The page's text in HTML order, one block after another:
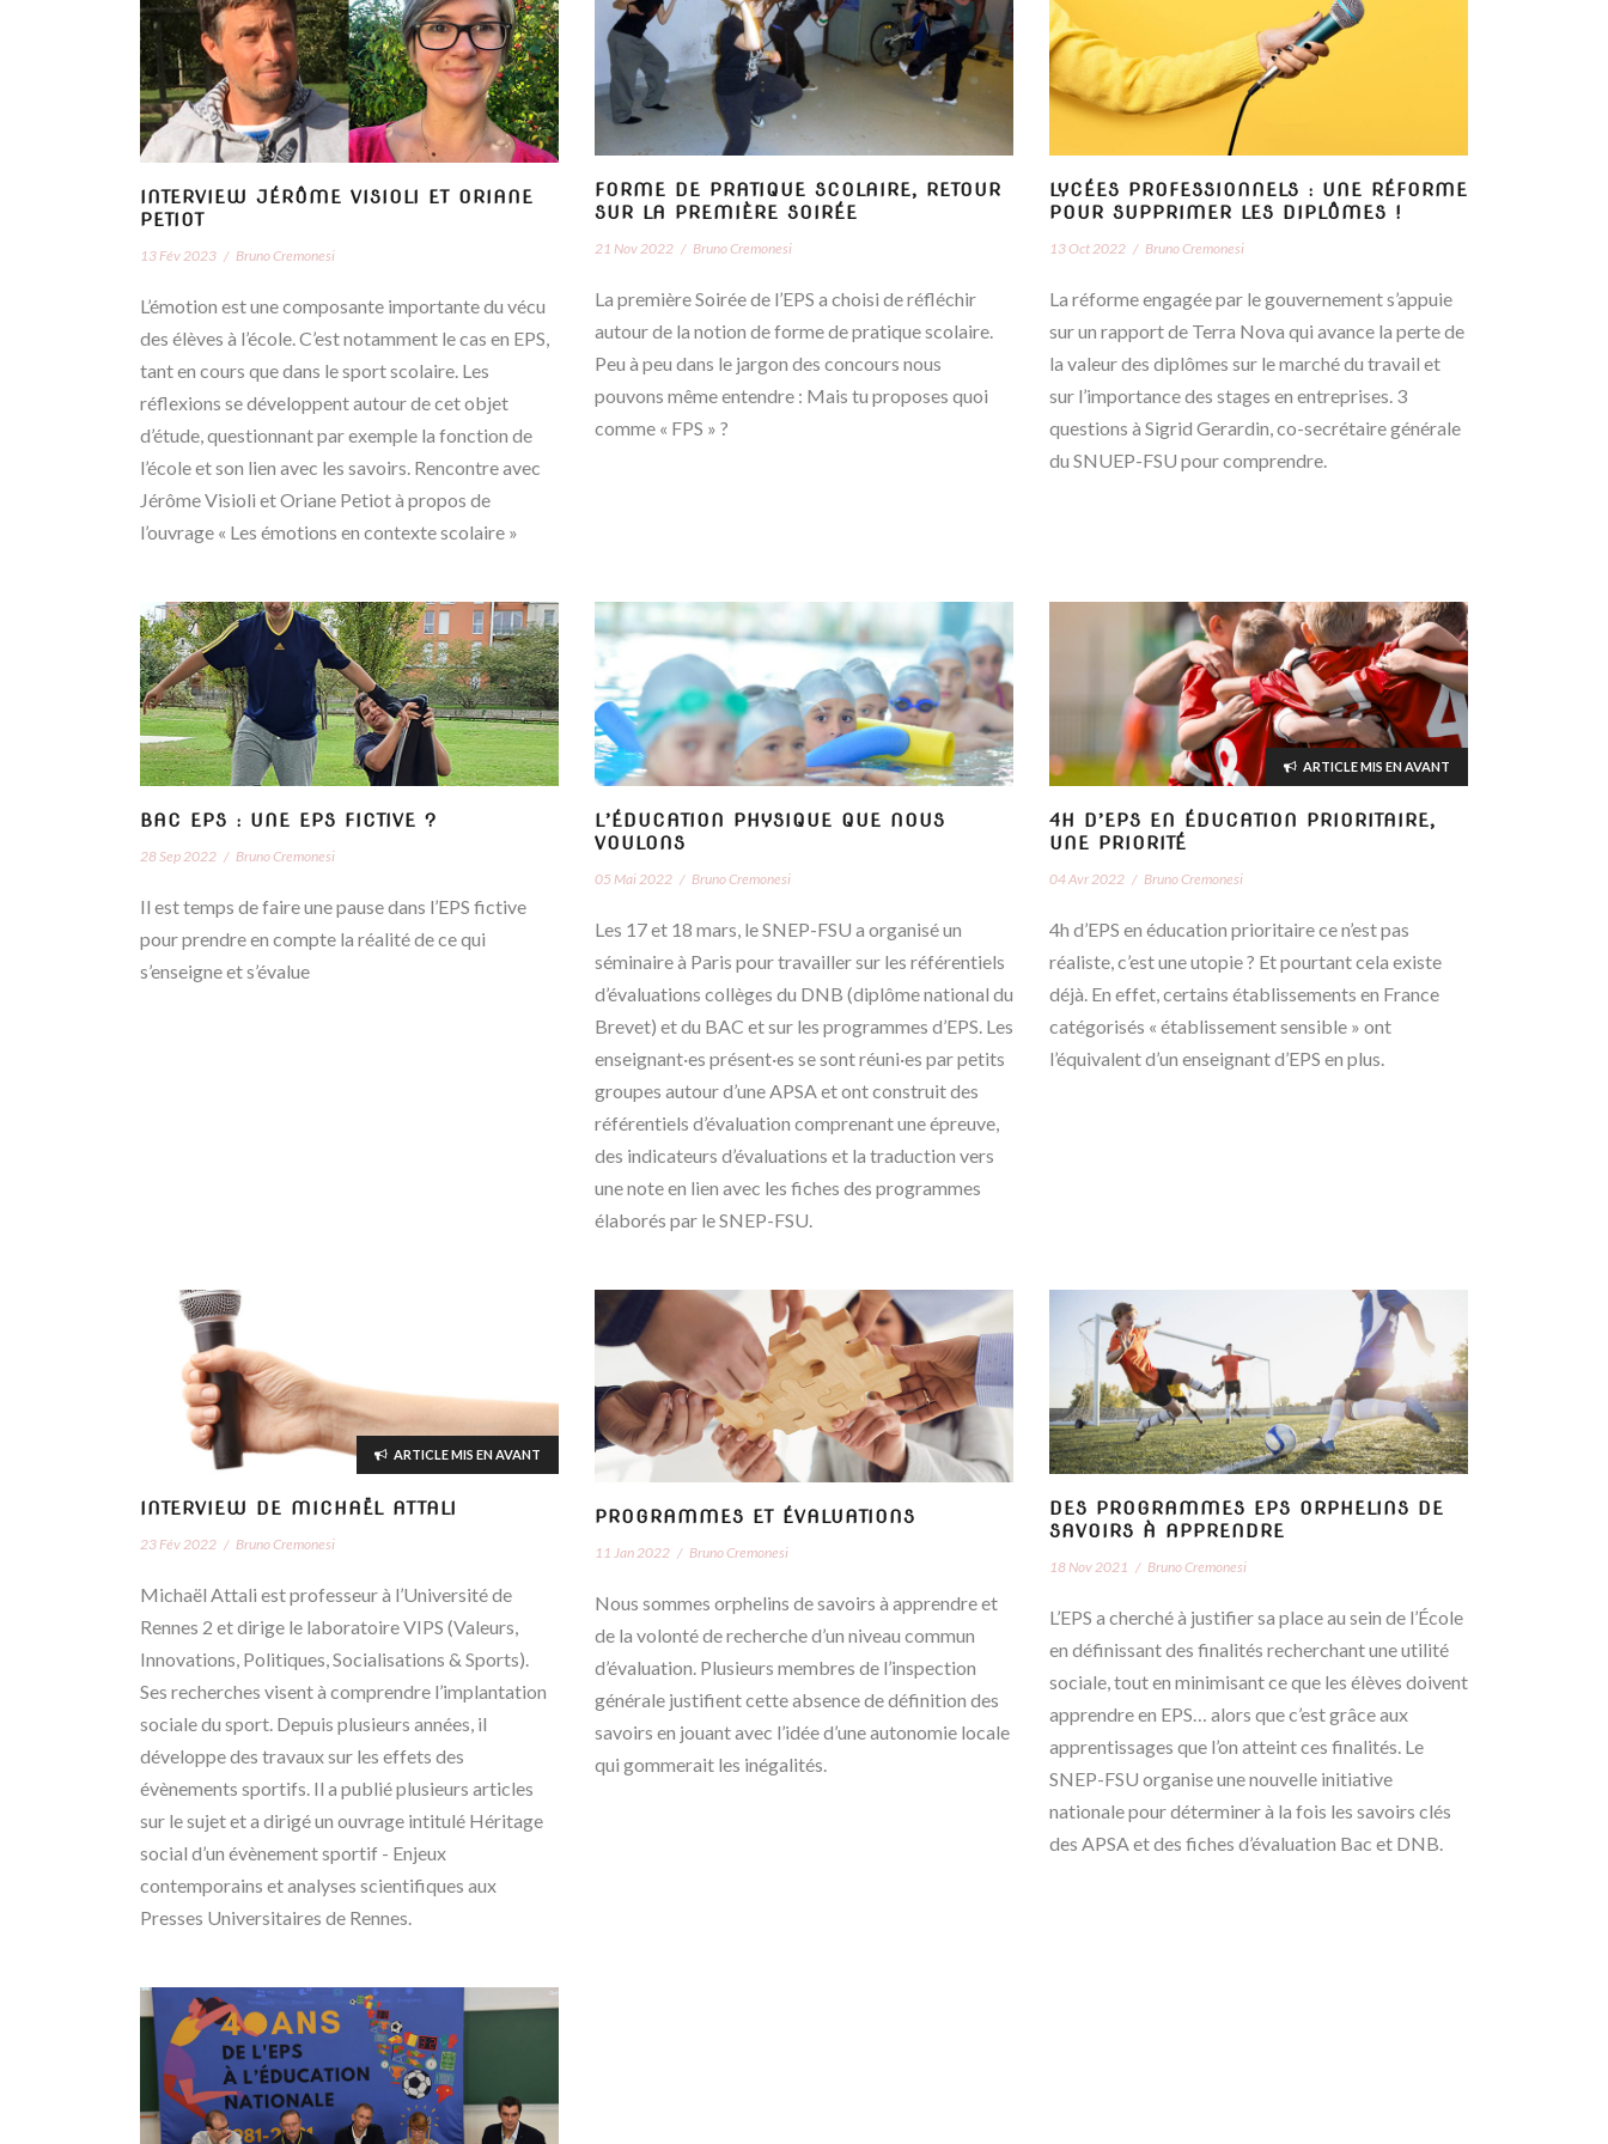
INTERVIEW JÉRÔME VISIOLI ET ORIANE
PETIOT
13 Fév 2023 / Bruno Cremonesi
L’émotion est une composante importante du vécu
des élèves à l’école. C’est notamment le cas en EPS,
tant en cours que dans le sport scolaire. Les
réflexions se développent autour de cet objet
d’étude, questionnant par exemple la fonction de
l’école et son lien avec les savoirs. Rencontre avec
Jérôme Visioli et Oriane Petiot à propos de
l’ouvrage « Les émotions en contexte scolaire »
FORME DE PRATIQUE SCOLAIRE, RETOUR
SUR LA PREMIÈRE SOIRÉE
21 Nov 2022 / Bruno Cremonesi
La première Soirée de l’EPS a choisi de réfléchir
autour de la notion de forme de pratique scolaire.
Peu à peu dans le jargon des concours nous
pouvons même entendre : Mais tu proposes quoi
comme « FPS » ?
LYCÉES PROFESSIONNELS : UNE RÉFORME
POUR SUPPRIMER LES DIPLÔMES !
13 Oct 2022 / Bruno Cremonesi
La réforme engagée par le gouvernement s’appuie
sur un rapport de Terra Nova qui avance la perte de
la valeur des diplômes sur le marché du travail et
sur l’importance des stages en entreprises. 3
questions à Sigrid Gerardin, co-secrétaire générale
du SNUEP-FSU pour comprendre.
BAC EPS : UNE EPS FICTIVE ?
28 Sep 2022 / Bruno Cremonesi
Il est temps de faire une pause dans l’EPS fictive
pour prendre en compte la réalité de ce qui
s’enseigne et s’évalue
L’ÉDUCATION PHYSIQUE QUE NOUS
VOULONS
05 Mai 2022 / Bruno Cremonesi
Les 17 et 18 mars, le SNEP-FSU a organisé un
séminaire à Paris pour travailler sur les référentiels
d’évaluations collèges du DNB (diplôme national du
Brevet) et du BAC et sur les programmes d’EPS. Les
enseignant·es présent·es se sont réuni·es par petits
groupes autour d’une APSA et ont construit des
référentiels d’évaluation comprenant une épreuve,
des indicateurs d’évaluations et la traduction vers
une note en lien avec les fiches des programmes
élaborés par le SNEP-FSU.
ARTICLE MIS EN AVANT
4H D’EPS EN ÉDUCATION PRIORITAIRE,
UNE PRIORITÉ
04 Avr 2022 / Bruno Cremonesi
4h d’EPS en éducation prioritaire ce n’est pas
réaliste, c’est une utopie ? Et pourtant cela existe
déjà. En effet, certains établissements en France
catégorisés « établissement sensible » ont
l’équivalent d’un enseignant d’EPS en plus.
ARTICLE MIS EN AVANT
INTERVIEW DE MICHAËL ATTALI
23 Fév 2022 / Bruno Cremonesi
Michaël Attali est professeur à l’Université de
Rennes 2 et dirige le laboratoire VIPS (Valeurs,
Innovations, Politiques, Socialisations & Sports).
Ses recherches visent à comprendre l’implantation
sociale du sport. Depuis plusieurs années, il
développe des travaux sur les effets des
évènements sportifs. Il a publié plusieurs articles
sur le sujet et a dirigé un ouvrage intitulé Héritage
social d’un évènement sportif - Enjeux
contemporains et analyses scientifiques aux
Presses Universitaires de Rennes.
PROGRAMMES ET ÉVALUATIONS
11 Jan 2022 / Bruno Cremonesi
Nous sommes orphelins de savoirs à apprendre et
de la volonté de recherche d’un niveau commun
d’évaluation. Plusieurs membres de l’inspection
générale justifient cette absence de définition des
savoirs en jouant avec l’idée d’une autonomie locale
qui gommerait les inégalités.
DES PROGRAMMES EPS ORPHELINS DE
SAVOIRS À APPRENDRE
18 Nov 2021 / Bruno Cremonesi
L’EPS a cherché à justifier sa place au sein de l’École
en définissant des finalités recherchant une utilité
sociale, tout en minimisant ce que les élèves doivent
apprendre en EPS… alors que c’est grâce aux
apprentissages que l’on atteint ces finalités. Le
SNEP-FSU organise une nouvelle initiative
nationale pour déterminer à la fois les savoirs clés
des APSA et des fiches d’évaluation Bac et DNB.